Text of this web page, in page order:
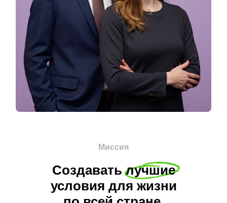
Миссия
Создавать лучшие
условия для жизни